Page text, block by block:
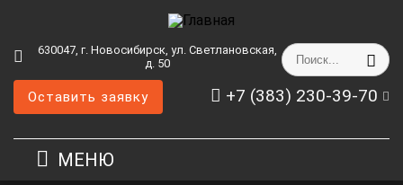
630047, г. Новосибирск, ул. Светлановская,
д. 50
+7 (383) 230-39-70
Оставить заявку
МЕНЮ